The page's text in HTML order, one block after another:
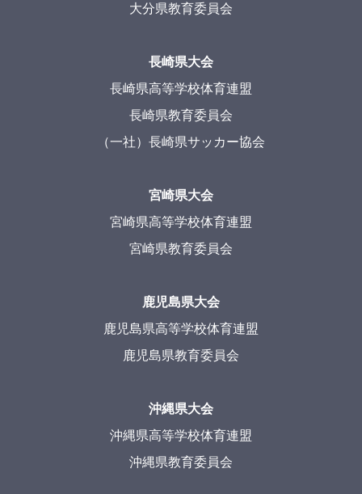
大分県教育委員会
長崎県大会
長崎県高等学校体育連盟
長崎県教育委員会
（一社）長崎県サッカー協会
宮崎県大会
宮崎県高等学校体育連盟
宮崎県教育委員会
鹿児島県大会
鹿児島県高等学校体育連盟
鹿児島県教育委員会
沖縄県大会
沖縄県高等学校体育連盟
沖縄県教育委員会